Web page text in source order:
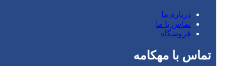
درباره ما
تماس با ما
فروشگاه
تماس با مهکامه